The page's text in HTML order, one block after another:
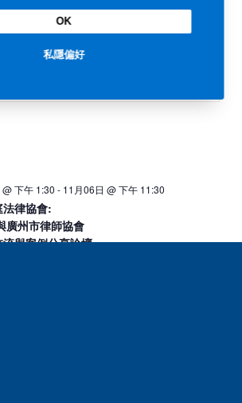
下午 1:30 - 11月06日 @ 下午 11:30
律協會:
廣州市律師協會
與案例分享論壇
私隱偏好
OK